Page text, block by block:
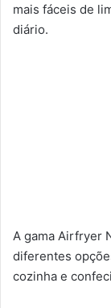
mais fáceis de
diário.
A gama Airfryer
diferentes
cozinha e